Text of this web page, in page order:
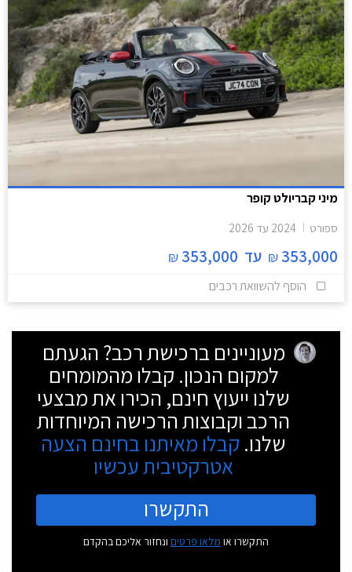
מיני קבריולט קופר
ספורט 2024 עד 2026
353,000
₪ עד 353,000
₪
הוסף להשוואת רכבים
מעוניינים ברכישת רכב? הגעתם
למקום הנכון. קבלו מהמומחים
שלנו ייעוץ חינם, הכירו את מבצעי
הרכב וקבוצות הרכישה המיוחדות
שלנו. קבלו מאיתנו בחינם הצעה
אטרקטיבית עכשיו
התקשרו
התקשרו או מלאו פרטים ונחזור אליכם בהקדם